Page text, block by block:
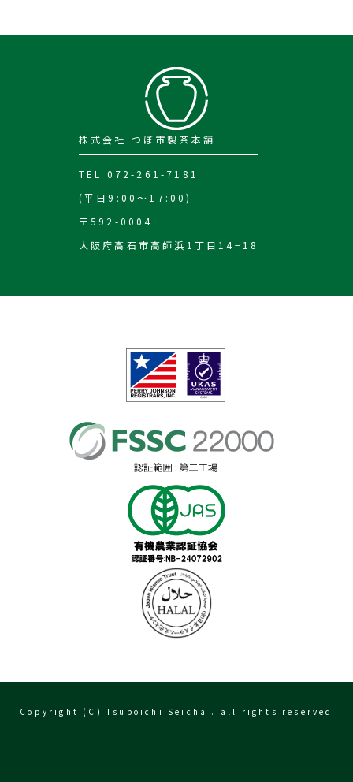
株式会社 つぼ市製茶本舗
TEL 072-261-7181
(平日9:00～17:00)
〒592-0004
大阪府高石市高師浜1丁目14−18
Copyright (C) Tsuboichi Seicha . all rights reserved